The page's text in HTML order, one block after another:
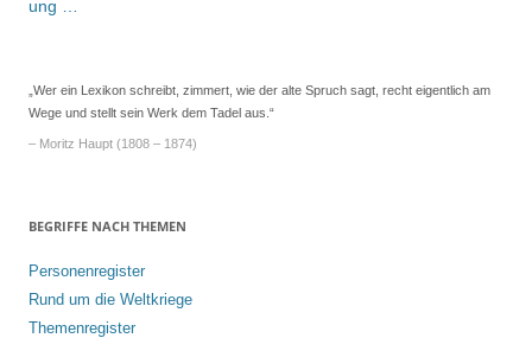
Navigation
ung …
„Wer ein Lexikon schreibt, zimmert, wie der alte Spruch sagt, recht eigentlich am
Wege und stellt sein Werk dem Tadel aus.“
– Moritz Haupt (1808 – 1874)
BEGRIFFE NACH THEMEN
Personenregister
Rund um die Weltkriege
Themenregister